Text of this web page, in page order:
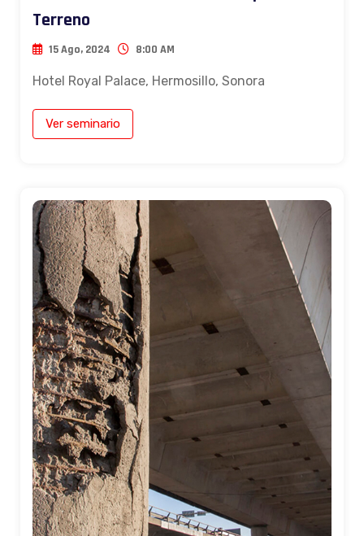
Terreno
15 Ago, 2024 8:00 AM
Hotel Royal Palace, Hermosillo, Sonora
Ver seminario